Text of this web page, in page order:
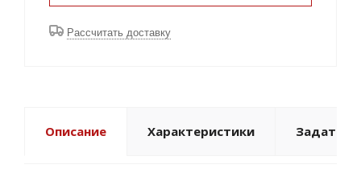
Рассчитать доставку
Описание Характеристики Задать